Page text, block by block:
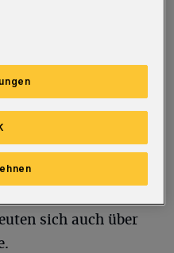
wie
einer
und
DRK-
Thorsten Böth und
sich auch über